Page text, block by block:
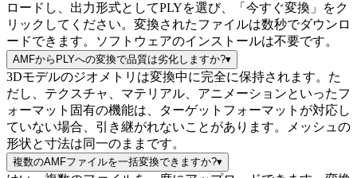
ロードし、出力形式としてPLYを選び、「今すぐ変換」をク
リックしてください。変換されたファイルは数秒でダウンロ
ードできます。ソフトウェアのインストールは不要です。
AMFからPLYへの変換で品質は劣化しますか?▾
3Dモデルのジオメトリは変換中に完全に保持されます。た
だし、テクスチャ、マテリアル、アニメーションといったフ
ォーマット固有の機能は、ターゲットフォーマットが対応し
ていない場合、引き継がれないことがあります。メッシュの
形状と寸法は同一のままです。
複数のAMFファイルを一括変換できますか?▾